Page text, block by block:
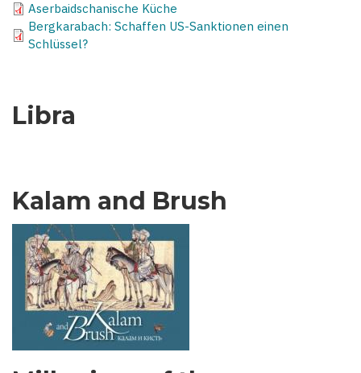
Aserbaidschanische Küche
Bergkarabach: Schaffen US-Sanktionen einen
Schlüssel?
Libra
Kalam and Brush